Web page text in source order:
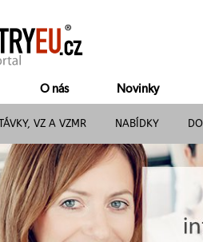
O nás Novinky
VZ A VZMR NABÍDKY